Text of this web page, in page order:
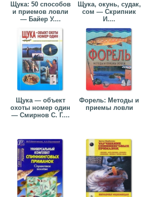
Щука: 50 способов
и приемов ловли
— Байер У....
Щука, окунь, судак,
сом — Скрипник
И....
Щука — объект
охоты номер один
— Смирнов С. Г....
Форель: Методы и
приемы ловли